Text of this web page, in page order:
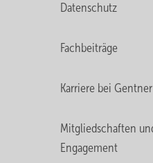
Datenschutz
Fachbeiträge
Karriere bei Gentner
Mitgliedschaften
Engagement